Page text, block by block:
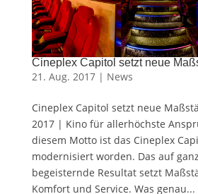
Cineplex Capitol setzt neue
21. Aug. 2017 | News
Cineplex Capitol setzt neue
2017 | Kino für allerhöchste
diesem Motto ist das Cineplex
modernisiert worden. Das auf
begeisternde Resultat setzt
Komfort und Service. Was genau...